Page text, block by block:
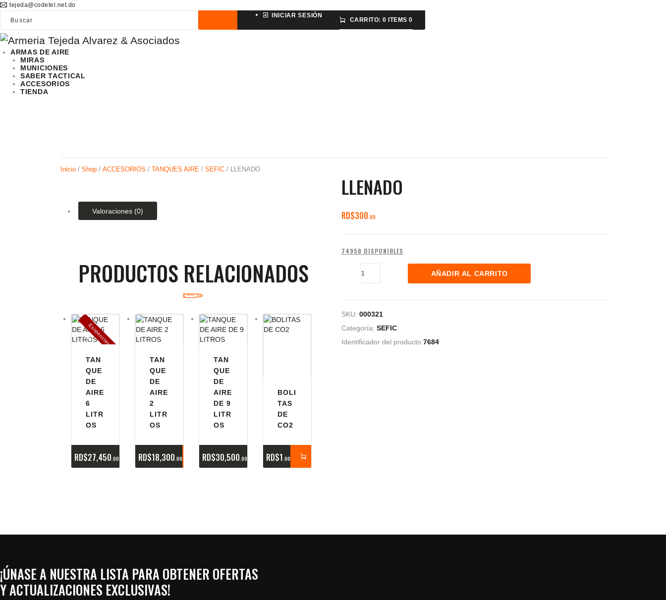
tejeda@codetel.net.do
INICIAR SESIÓN
CARRITO: 0 ITEMS 0
ARMAS DE AIRE
MIRAS
MUNICIONES
SABER TACTICAL
ACCESORIOS
TIENDA
ARMAS DE AIRE
MIRAS
Inicio / Shop / ACCESORIOS / TANQUES AIRE / SEFIC / LLENADO
LLENADO
RD$300 00
74950 DISPONIBLES
AÑADIR AL CARRITO
SKU: 000321
Categoría: SEFIC
Identificador del producto:7684
Valoraciones (0)
PRODUCTOS RELACIONADOS
E
x
is
t
e
n
c
ia
s
a
g
o
t
a
d
a
s
TAN
QUE
DE
AIRE
6
LITR
OS
RD$27,450 00
TAN
QUE
DE
AIRE
2
LITR
OS
RD$18,300 00
TAN
QUE
DE
AIRE
DE 9
LITR
OS
RD$30,500 00
BOLI
TAS
DE
CO2
RD$1 00
¡ÚNASE A NUESTRA LISTA PARA OBTENER OFERTAS
Y ACTUALIZACIONES EXCLUSIVAS!